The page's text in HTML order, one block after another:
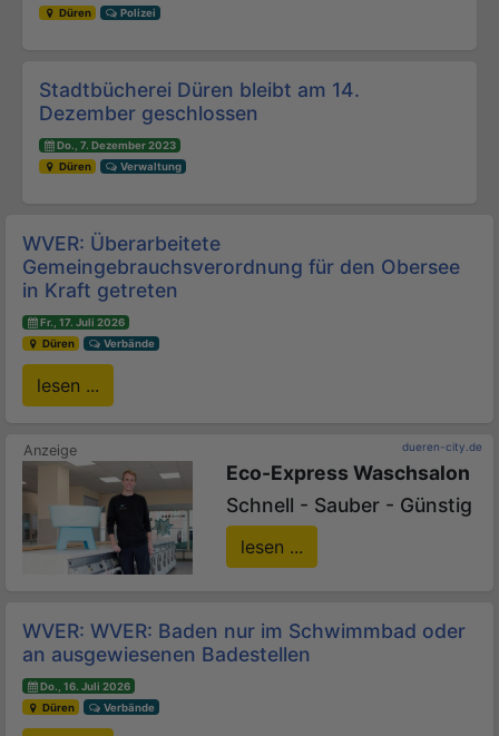
Düren
Polizei
Stadtbücherei Düren bleibt am 14.
Dezember geschlossen
Do., 7. Dezember 2023
Düren
Verwaltung
WVER: Überarbeitete
Gemeingebrauchsverordnung für den Obersee
in Kraft getreten
Fr., 17. Juli 2026
Düren
Verbände
lesen ...
dueren-city.de
Eco-Express Waschsalon
Schnell - Sauber - Günstig
lesen ...
WVER: WVER: Baden nur im Schwimmbad oder
an ausgewiesenen Badestellen
Do., 16. Juli 2026
Düren
Verbände